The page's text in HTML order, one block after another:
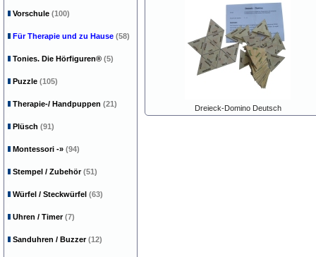
Dreieck-Domino Deutsch
Vorschule (100)
Für Therapie und zu Hause (58)
Tonies. Die Hörfiguren® (5)
Puzzle (105)
Therapie-/ Handpuppen (21)
Plüsch (91)
Montessori -» (94)
Stempel / Zubehör(51)
Würfel / Steckwürfel (63)
Uhren / Timer(7)
Sanduhren / Buzzer(12)